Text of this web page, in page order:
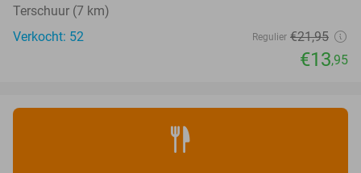
Terschuur (7 km)
Verkocht: 52
Regulier €21,95
€13,95